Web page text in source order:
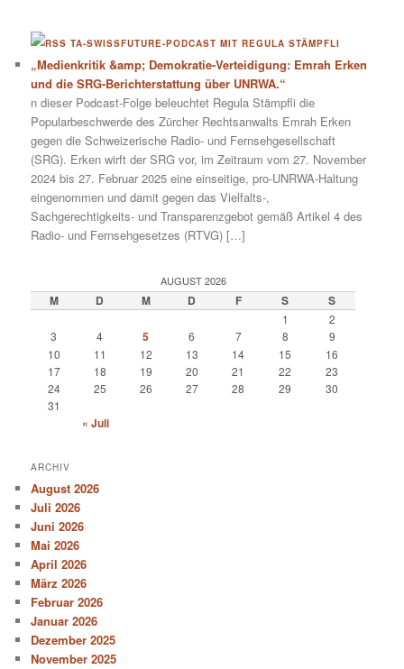
TA-SWISSFUTURE-PODCAST MIT REGULA STÄMPFLI
„Medienkritik &amp; Demokratie-Verteidigung: Emrah Erken
und die SRG-Berichterstattung über UNRWA.“
n dieser Podcast-Folge beleuchtet Regula Stämpfli die
Popularbeschwerde des Zürcher Rechtsanwalts Emrah Erken
gegen die Schweizerische Radio- und Fernsehgesellschaft
(SRG). Erken wirft der SRG vor, im Zeitraum vom 27. November
2024 bis 27. Februar 2025 eine einseitige, pro-UNRWA-Haltung
eingenommen und damit gegen das Vielfalts-,
Sachgerechtigkeits- und Transparenzgebot gemäß Artikel 4 des
Radio- und Fernsehgesetzes (RTVG) […]
AUGUST 2026
M D M D F S S
1
2
3
4 5 6 7 8
9
10
11 12 13 14 15
16
17
18 19 20 21 22
23
24
25 26 27 28 29
30
31
« Juli
ARCHIV
August 2026
Juli 2026
Juni 2026
Mai 2026
April 2026
März 2026
Februar 2026
Januar 2026
Dezember 2025
November 2025